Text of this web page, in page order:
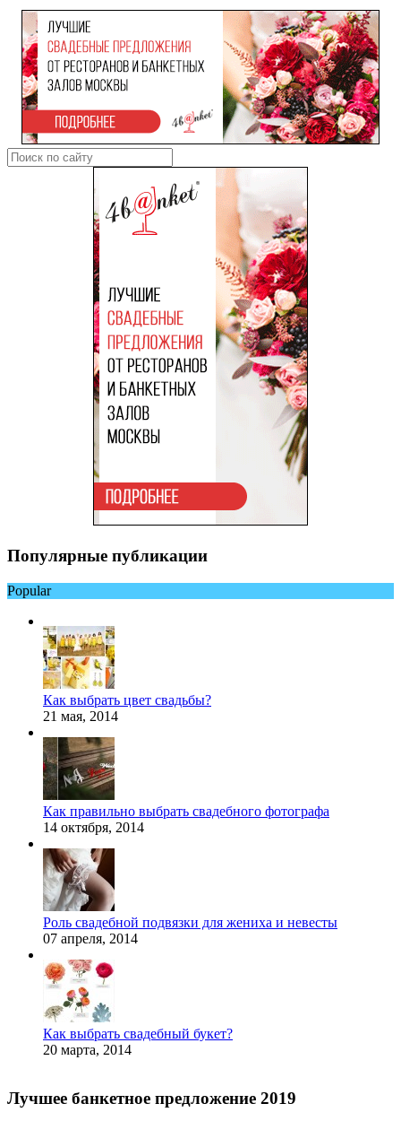
Популярные публикации
Popular
Как выбрать цвет свадьбы?
21 мая, 2014
Как правильно выбрать свадебного фотографа
14 октября, 2014
Роль свадебной подвязки для жениха и невесты
07 апреля, 2014
Как выбрать свадебный букет?
20 марта, 2014
Лучшее банкетное предложение 2019